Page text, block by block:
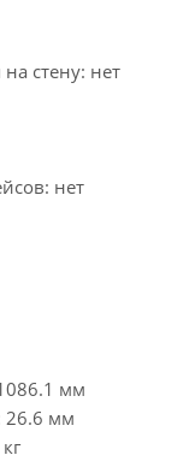
стену: нет
нет
мм
26.6 мм